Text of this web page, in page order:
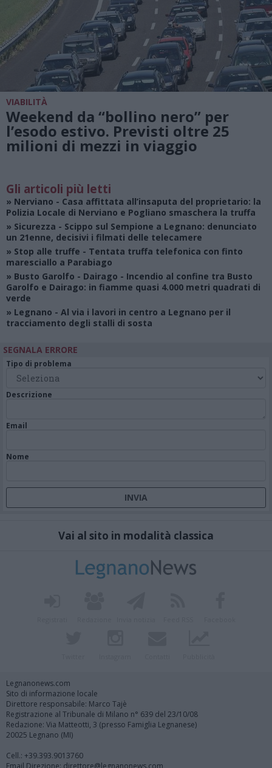
VIABILITÀ
Weekend da “bollino nero” per
l’esodo estivo. Previsti oltre 25
milioni di mezzi in viaggio
Gli articoli più letti
» Nerviano - Casa affittata all’insaputa del proprietario: la
Polizia Locale di Nerviano e Pogliano smaschera la truffa
» Sicurezza - Scippo sul Sempione a Legnano: denunciato
un 21enne, decisivi i filmati delle telecamere
» Stop alle truffe - Tentata truffa telefonica con finto
maresciallo a Parabiago
» Busto Garolfo - Dairago - Incendio al confine tra Busto
Garolfo e Dairago: in fiamme quasi 4.000 metri quadrati di
verde
» Legnano - Al via i lavori in centro a Legnano per il
tracciamento degli stalli di sosta
SEGNALA ERRORE
Tipo di problema
Descrizione
Email
Nome
Vai al sito in modalità classica
Legnanonews.com
Sito di informazione locale
Direttore responsabile: Marco Tajè
Registrazione al Tribunale di Milano n° 639 del 23/10/08
Redazione: Via Matteotti, 3 (presso Famiglia Legnanese)
20025 Legnano (MI)
Cell.: +39.393.9013760